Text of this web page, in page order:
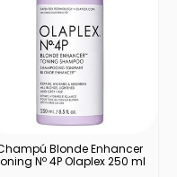
Blonde Enhancer
Nº 4P Olaplex 250 ml